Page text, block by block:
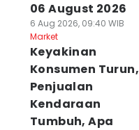
06 August 2026
6 Aug 2026, 09:40 WIB
Market
Keyakinan
Konsumen Turun,
Penjualan
Kendaraan
Tumbuh, Apa